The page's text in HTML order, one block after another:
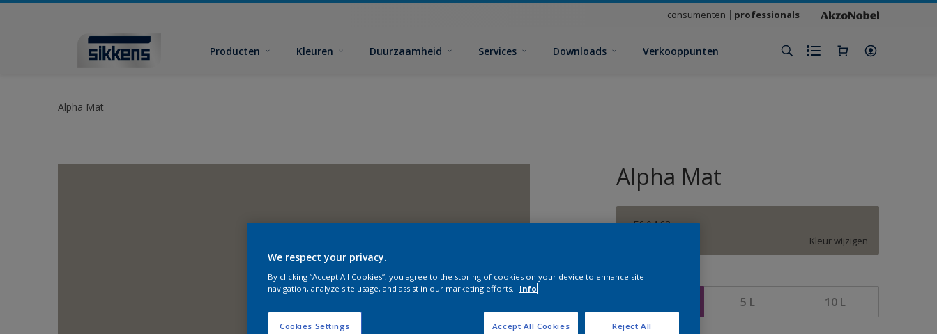
consumenten professionals
Producten Kleuren Duurzaamheid Services Downloads Verkooppunten
Alpha Mat
Alpha Mat
F6.04.63
Kleur wijzigen
Grootte
5 L 10 L
We respect your privacy.
By clicking “Accept All Cookies”, you agree to the storing of cookies on your device to enhance site
navigation, analyze site usage, and assist in our marketing efforts.
Info
Cookies Settings Reject All
Accept All Cookies